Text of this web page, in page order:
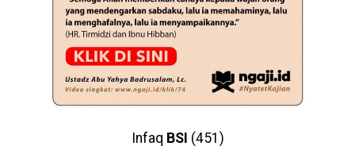
Infaq BSI (451)